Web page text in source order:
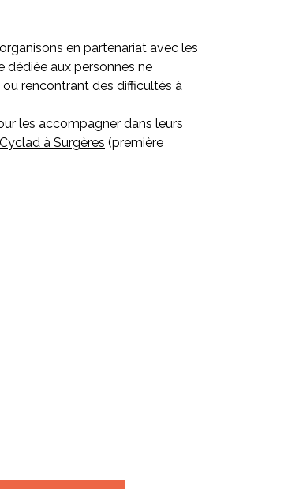
en partenariat avec les
dédiée aux personnes ne
ou rencontrant des difficultés à
les accompagner dans leurs
à Surgères (première